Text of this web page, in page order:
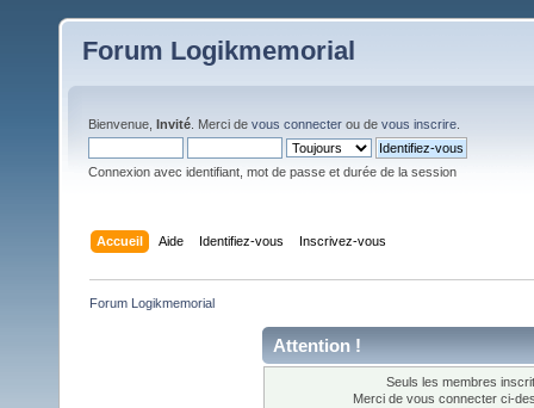
Forum Logikmemorial
Bienvenue, Invité . Merci de vous connecter ou de vous inscrire
Connexion avec identifiant, mot de passe et durée de la session
Accueil Aide Identifiez-vous Inscrivez-vous
Forum Logikmemorial
Attention !
Seuls les membres
Merci de vous connecter ci-